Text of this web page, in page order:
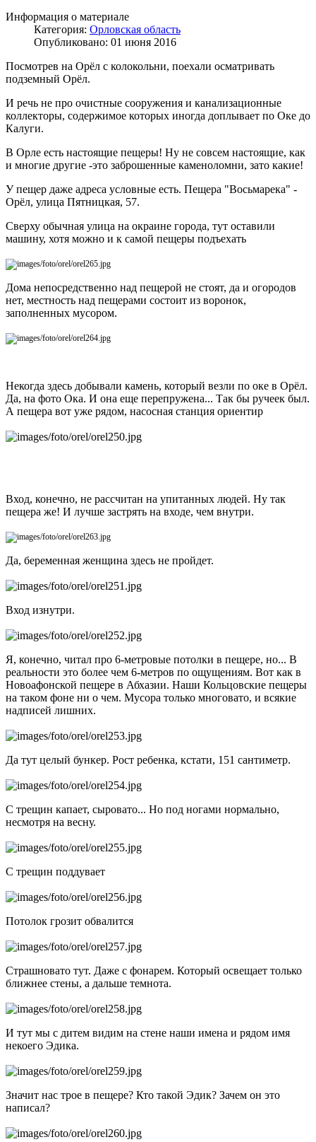
Информация о материале
Категория: Орловская область
Опубликовано: 01 июня 2016
Посмотрев на Орёл с колокольни, поехали осматривать
подземный Орёл.
И речь не про очистные сооружения и канализационные
коллекторы, содержимое которых иногда доплывает по Оке до
Калуги.
В Орле есть настоящие пещеры! Ну не совсем настоящие, как
и многие другие -это заброшенные каменоломни, зато какие!
У пещер даже адреса условные есть. Пещера "Восьмарека" -
Орёл, улица Пятницкая, 57.
Сверху обычная улица на окраине города, тут оставили
машину, хотя можно и к самой пещеры подъехать
Дома непосредственно над пещерой не стоят, да и огородов
нет, местность над пещерами состоит из воронок,
заполненных мусором.
Некогда здесь добывали камень, который везли по оке в Орёл.
Да, на фото Ока. И она еще перепружена... Так бы ручеек был.
А пещера вот уже рядом, насосная станция ориентир
Вход, конечно, не рассчитан на упитанных людей. Ну так
пещера же! И лучше застрять на входе, чем внутри.
Да, беременная женщина здесь не пройдет.
Вход изнутри.
Я, конечно, читал про 6-метровые потолки в пещере, но... В
реальности это более чем 6-метров по ощущениям. Вот как в
Новоафонской пещере в Абхазии. Наши Кольцовские пещеры
на таком фоне ни о чем. Мусора только многовато, и всякие
надписей лишних.
Да тут целый бункер. Рост ребенка, кстати, 151 сантиметр.
С трещин капает, сыровато... Но под ногами нормально,
несмотря на весну.
С трещин поддувает
Потолок грозит обвалится
Страшновато тут. Даже с фонарем. Который освещает только
ближнее стены, а дальше темнота.
И тут мы с дитем видим на стене наши имена и рядом имя
некоего Эдика.
Значит нас трое в пещере? Кто такой Эдик? Зачем он это
написал?